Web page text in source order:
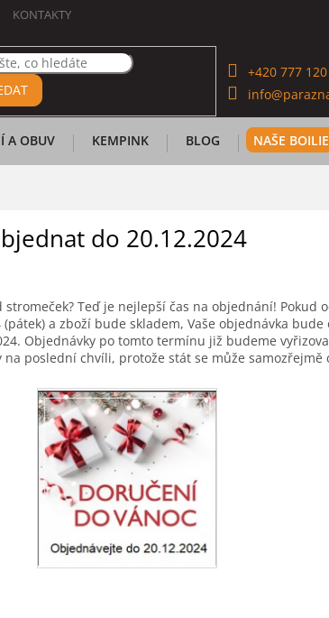
KONTAKTY
+420 777
A OBUV KEMPINK BLOG NAŠE
do 20.12.2024
Teď je nejlepší čas na objednání! Pokud
a zboží bude skladem, Vaše objednávka
Objednávky po tomto termínu již budeme
poslední chvíli, protože stát se může samozřejmě